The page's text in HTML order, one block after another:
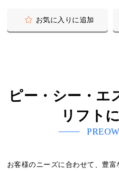
お気に入りに追加
ピー・シー・エ
リフト
お客様のニーズに合わせて、豊